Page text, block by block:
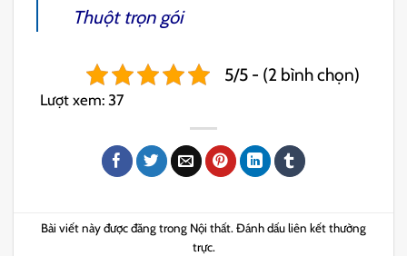
Thuộttrọn gói
5/5 - (2 bình chọn)
Lượt xem: 37
Bài viết này được đăng trong Nội thất. Đánh dấuliên kết thường
trực.